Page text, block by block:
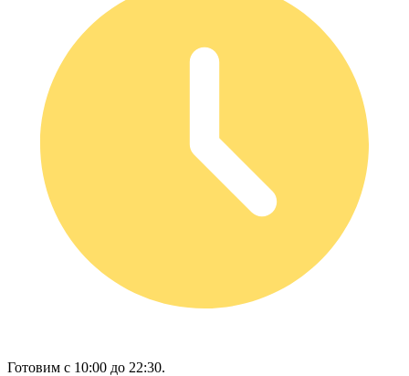
Готовим с 10:00 до 22:30.